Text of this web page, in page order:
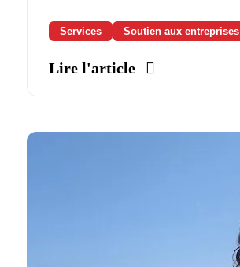
Services Soutien aux entreprises
Lire l'article